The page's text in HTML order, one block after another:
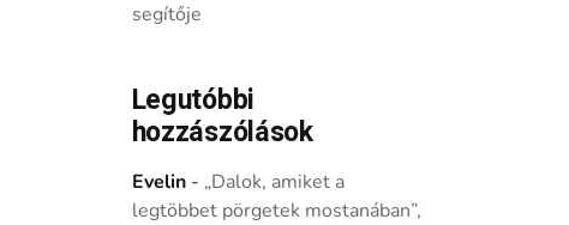
segítője
Legutóbbi
hozzászólások
Evelin- „Dalok, amiket a
legtöbbet pörgetek mostanában”,